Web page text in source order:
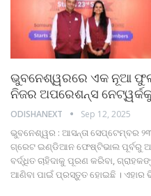
ଭୁବନେଶ୍ୱରରେ ଏକ ନୂଆ
ନିଜର ଅପରେଶନ୍ସ
ODISHANEXT Sep 12, 2025
ଭୁବନେଶ୍ୱର : ଆସନ୍ତା ସେପ୍ଟେମ୍ବର
ଗ୍ରେଟ ଇଣ୍ଡିଆନ ଫେଷ୍ଟିଭାଲ ପୂର୍ବରୁ
ବର୍ଦ୍ଧିତ ଚାହିଦାକୁ ପୂରଣ କରିବା,
ଆଣିବା ପାଇଁ ପ୍ରସ୍ତୁତ ହୋଇଛି । ଏହାର